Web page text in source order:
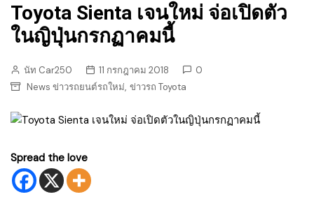
Toyota Sienta เจนใหม่ จ่อเปิดตัว
ในญิปุ่นกรกฏาคมนี้
นัท Car250 11 กรกฎาคม 2018
0
News ข่าวรถยนต์รถใหม่, ข่าวรถ Toyota
Spread the love